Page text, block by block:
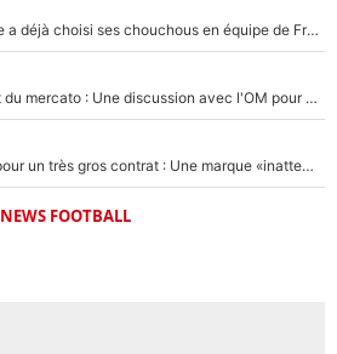
Olise, Doué, Cherki… Zidane a déjà choisi ses chouchous en équipe de France ? L’IA annonce des surprises sans Kylian Mbappé !
Amine Gouiri est très inquiet du mercato : Une discussion avec l'OM pour acter son transfert !
Kylian Mbappé lâche Nike pour un très gros contrat : Une marque «inattendue» va frapper très fort
NEWS FOOTBALL